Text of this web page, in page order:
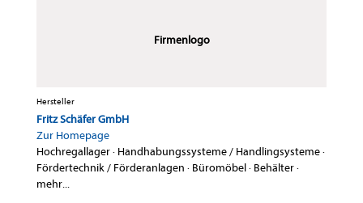
Firmenlogo
Hersteller
Fritz Schäfer GmbH
Zur Homepage
Hochregallager· Handhabungssysteme / Handlingsysteme·
Fördertechnik / Förderanlagen · Büromöbel· Behälter·
mehr...